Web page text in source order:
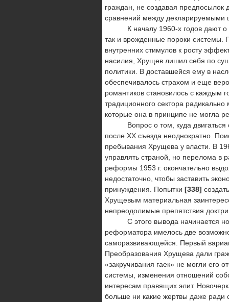
граждан, не создавая
сравнений между декларируемыми
К началу 1960-х годов дают о
так и врожденные по­роки системы.
внутренних стимулов к росту
насилия, Хрущев лишил себя по
политики. В до­ставшейся ему в
обеспечивалось страхом и еще
романтиков становилось с каждым
традиционного сектора
которые она в принципе не могла
Вопрос о том, куда двигаться
после ХХ съезда неодно­кратно.
пребывания Хрущева у власти. В
управ­лять страной, но перелома в
реформы 1953 г. окончательно
недостаточно, чтобы заставить
принуждения. Попытки [338]
Хрущевым материальная
непреодоли­мые препятствия
С этого вывода начинается
реформатора имелось две
саморазвивающейся. Первый
Преоб­разования Хрущева дали
«закручивания гаек» не могли его
системы, изменения отношений
интере­сам правящих элит.
больше ни какие жертвы даже ради